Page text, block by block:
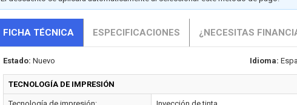
FICHA TÉCNICA ESPECIFICACIONES ¿NECESITAS
Estado: Nuevo Idioma:
TECNOLOGÍA DE IMPRESIÓN